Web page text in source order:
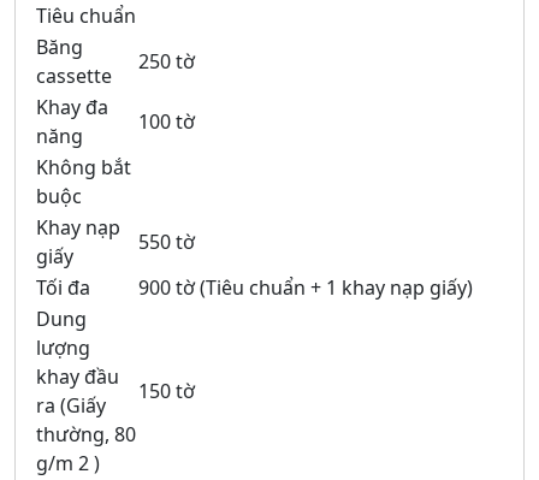
Tiêu chuẩn
Băng
cassette
250 tờ
Khay đa
năng
100 tờ
Không bắt
buộc
Khay nạp
giấy
550 tờ
Tối đa
900 tờ (Tiêu chuẩn + 1 khay nạp giấy)
Dung
lượng
khay đầu
ra (Giấy
thường, 80
g/m 2 )
150 tờ